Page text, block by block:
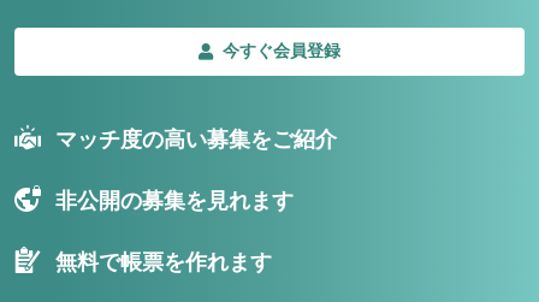
今すぐ会員登録
マッチ度の高い募集をご紹介
非公開の募集を見れます
無料で帳票を作れます